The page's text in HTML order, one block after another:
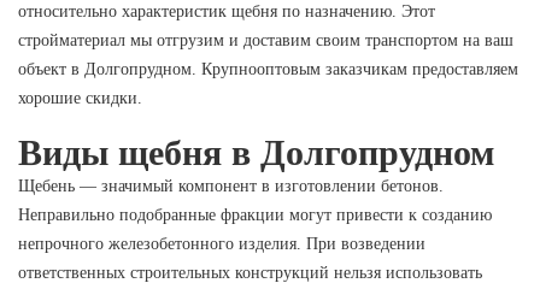
относительно характеристик щебня по назначению. Этот
стройматериал мы отгрузим и доставим своим транспортом на ваш
объект в Долгопрудном. Крупнооптовым заказчикам предоставляем
хорошие скидки.
Виды щебня в Долгопрудном
Щебень — значимый компонент в изготовлении бетонов.
Неправильно подобранные фракции могут привести к созданию
непрочного железобетонного изделия. При возведении
ответственных строительных конструкций нельзя использовать